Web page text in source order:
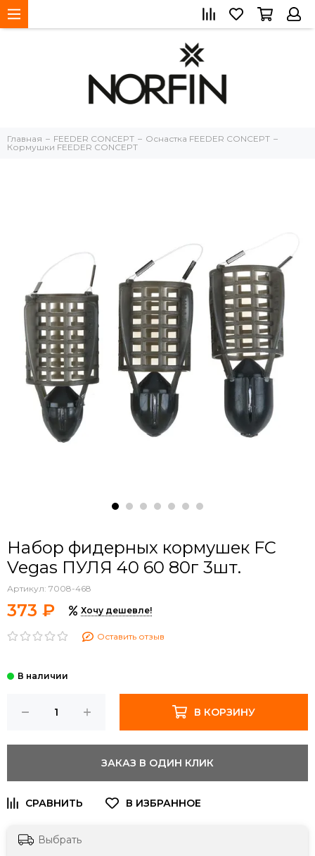
Главная FEEDER CONCEPT
Оснастка FEEDER CONCEPT
Кормушки FEEDER CONCEPT
Набор фидерных кормушек FC
Vegas ПУЛЯ 40 60 80г 3шт.
Артикул: 7008-468
373 ₽ Хочу дешевле!
Оставить отзыв
В КОРЗИНУ
ЗАКАЗ В ОДИН КЛИК
Выбрать